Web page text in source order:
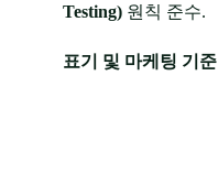
Testing)원칙 준수.
표기 및 마케팅 기준